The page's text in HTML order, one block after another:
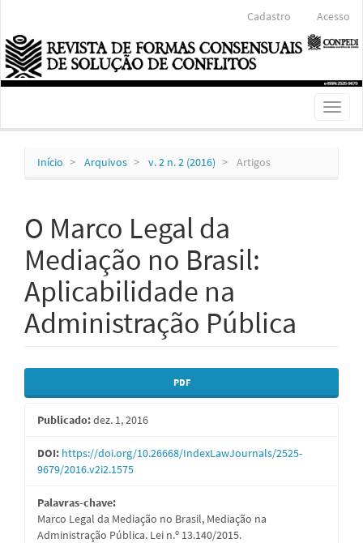
Conteúdo
principal
Barra
Lateral
Cadastro Acesso
Toggle
Início Arquivos v. 2 n. 2 (2016) Artigos
O Marco Legal da
Mediação no Brasil:
Aplicabilidade na
Administração Pública
Barra
lateral
de
artigos
PDF
Publicado:dez. 1, 2016
DOI: https://doi.org/10.26668/IndexLawJournals/2525-
9679/2016.v2i2.1575
Palavras-chave:
Marco Legal da Mediação no Brasil, Mediação na
Administração Pública. Lei n.º 13.140/2015.